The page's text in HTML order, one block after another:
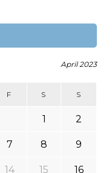
April 2023
F S S
1 2
7 8 9
14 15 16